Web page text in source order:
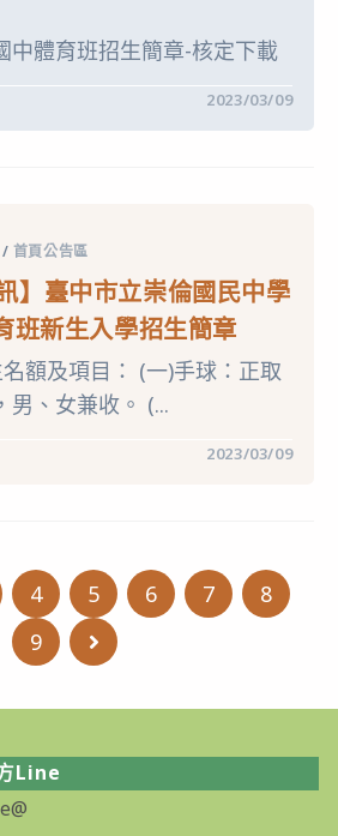
中體育班招生簡章-核定下載
2023/03/09
/ 首頁公告區
】臺中市立崇倫國民中學
班新生入學招生簡章
額及項目： (一)手球：正取
男、女兼收。 (...
2023/03/09
page
4 5 6 7
8
9
Go to the next page
Line